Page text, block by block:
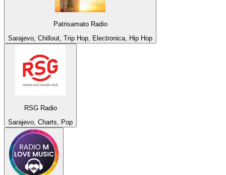
Patrisamato Radio
Sarajevo, Chillout, Trip Hop, Electronica, Hip Hop
RSG Radio
Sarajevo, Charts, Pop